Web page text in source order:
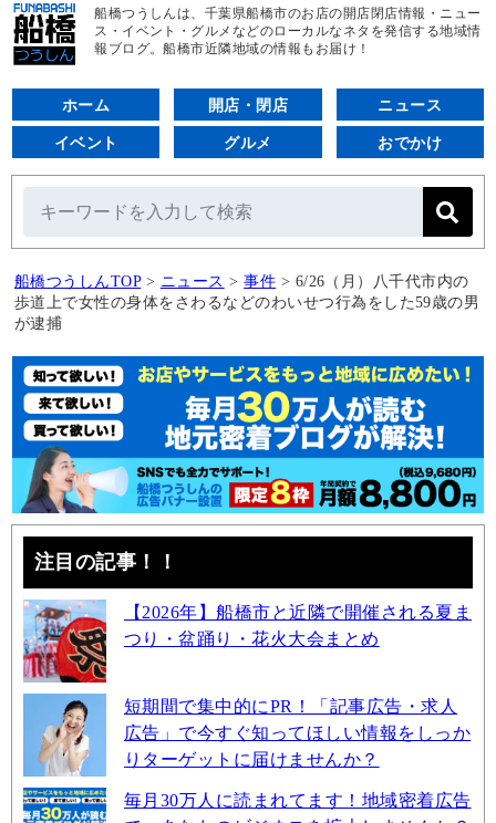
船橋つうしんは、千葉県船橋市のお店の開店閉店情報・ニュー
ス・イベント・グルメなどのローカルなネタを発信する地域情
報ブログ。船橋市近隣地域の情報もお届け！
ホーム 開店・閉店 ニュース
イベント グルメ おでかけ
船橋つうしんTOP > ニュース > 事件 > 6/26（月）八千代市内の
歩道上で女性の身体をさわるなどのわいせつ行為をした59歳の男
が逮捕
注目の記事！！
【2026年】船橋市と近隣で開催される夏ま
つり・盆踊り・花火大会まとめ
短期間で集中的にPR！「記事広告・求人
広告」で今すぐ知ってほしい情報をしっか
りターゲットに届けませんか？
毎月30万人に読まれてます！地域密着広告